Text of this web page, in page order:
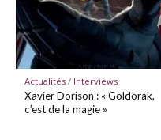
Actualités/ Interviews
Xavier Dorison : « Goldorak,
c’est de la magie »